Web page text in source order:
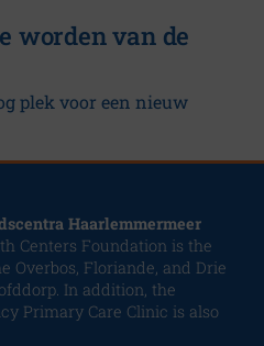
worden van de
plek voor een nieuw
Haarlemmermeer
Centers Foundation is the
Overbos, Floriande, and Drie
In addition, the
Primary Care Clinic is also